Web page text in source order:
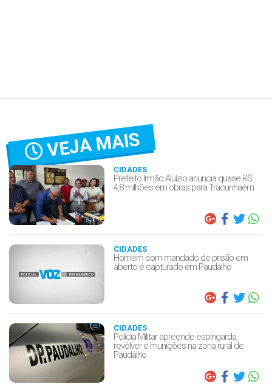
VEJA MAIS
CIDADES
Prefeito Irmão Aluízio anuncia quase R$
4,8 milhões em obras para Tracunhaém
CIDADES
Homem com mandado de prisão em
aberto é capturado em Paudalho
CIDADES
Polícia Militar apreende espingarda,
revólver e munições na zona rural de
Paudalho